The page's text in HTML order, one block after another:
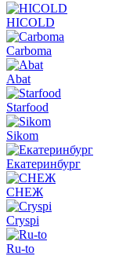
HICOLD
Carboma
Abat
Starfood
Sikom
Екатеринбург
СНЕЖ
Cryspi
Ru-to